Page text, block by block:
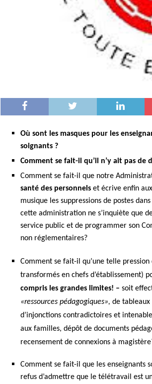
Où sont les masques pour les
soignants ?
Comment se fait-il qu’il n’y ait pas de
Comment se fait-il que notre
santé des personnelset écrive enfin
musique les suppressions de postes
cette administration ne s’inquiète que
service public et de programmer son
non réglementaires?
Comment se fait-il qu’une telle
transformés en chefs d’établissement)
compris les grandes limites! – soit
«ressources pédagogiques», de
d’injonctions contradictoires et
aux familles, dépôt de documents
recensement de connexions à
Comment se fait-il que les enseignants
refus d’admettre que le télétravail est